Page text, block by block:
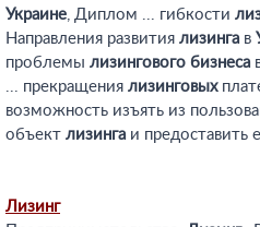
Украине, Диплом ... гибкости
Направления развития лизинга в
проблемы лизингового бизнеса
... прекращения лизинговых
возможность изъять из
объект лизинга и предоставить
Лизинг